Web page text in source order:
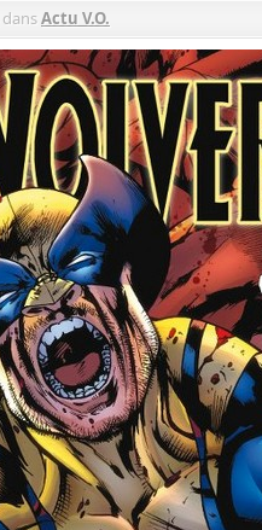
dansActu V.O.